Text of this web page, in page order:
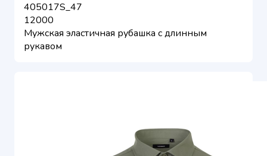
405017S_47
12000
Мужская эластичная рубашка с длинным
рукавом